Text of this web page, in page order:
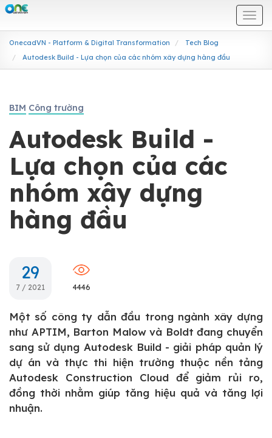
OnecadVN - Platform & Digital Transformation
Tech Blog
Autodesk Build - Lựa chọn của các nhóm xây dựng hàng đầu
BIM Công trường
Autodesk Build -
Lựa chọn của các
nhóm xây dựng
hàng đầu
29
7 / 2021 4446
Một số công ty dẫn đầu trong ngành xây dựng
như APTIM, Barton Malow và Boldt đang chuyển
sang sử dụng Autodesk Build - giải pháp quản lý
dự án và thực thi hiện trường thuộc nền tảng
Autodesk Construction Cloud để giảm rủi ro,
đồng thời nhằm giúp tăng hiệu quả và tăng lợi
nhuận.